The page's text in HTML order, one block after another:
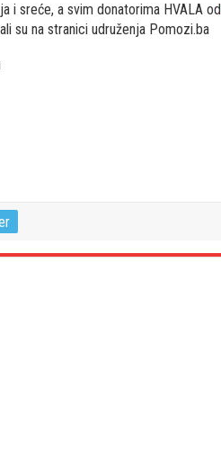
i sreće, a svim donatorima HVALA od
su na stranici udruženja Pomozi.ba